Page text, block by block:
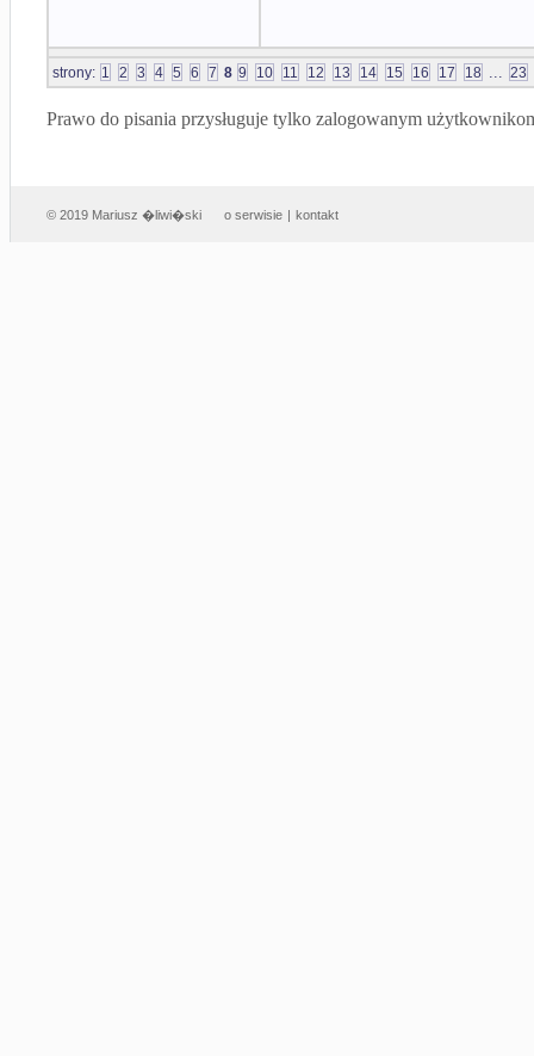
strony: 1 2 3 4 5 6 7 8 9 10 11 12 13 14 15 16 17 18 ... 23
Prawo do pisania przysługuje tylko zalogowanym
© 2019 Mariusz �liwi�ski o serwisie | kontakt